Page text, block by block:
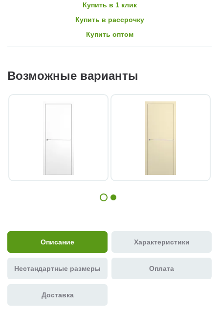
Купить в 1 клик
Купить в рассрочку
Купить оптом
Возможные варианты
Описание Характеристики
Нестандартные размеры Оплата
Доставка